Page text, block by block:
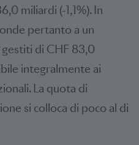
miliardi (-1,1%). In
pertanto a un
di CHF 83,0
integralmente ai
La quota di
si colloca di poco al di